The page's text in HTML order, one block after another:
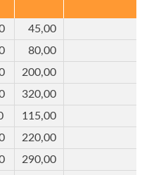
45,00
80,00
200,00
320,00
115,00
220,00
290,00